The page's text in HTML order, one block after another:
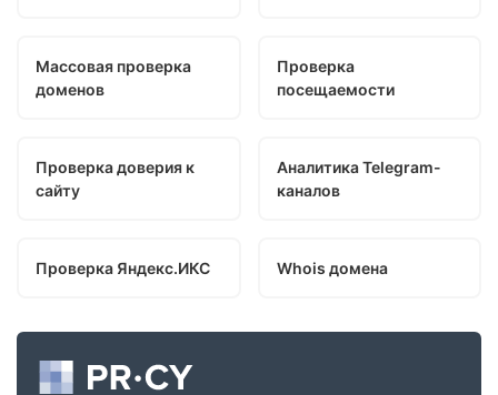
Массовая проверка
доменов
Проверка
посещаемости
Проверка доверия к
сайту
Аналитика Telegram-
каналов
Проверка Яндекс.ИКС Whois домена